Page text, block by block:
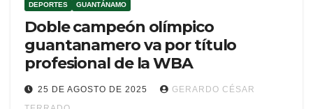
DEPORTES GUANTÁNAMO
Doble campeón olímpico
guantanamero va por título
profesional de la WBA
25 DE AGOSTO DE 2025
GERARDO CÉSAR